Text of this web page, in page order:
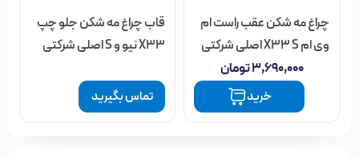
چراغ مه شکن عقب راست ام
وی ام X33 S اصلی شرکتی
۳,۶۹۰,۰۰۰تومان
خرید
قاب چراغ مه شکن جلو چپ
X33 نیو و S اصلی شرکتی
تماس بگیرید